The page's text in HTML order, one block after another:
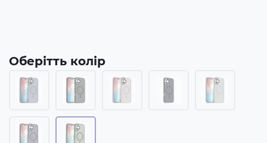
Оберітть колір